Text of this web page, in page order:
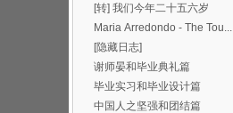
[转] 我们今年二十五六岁
Maria Arredondo - The Tou...
[隐藏日志]
谢师晏和毕业典礼篇
毕业实习和毕业设计篇
中国人之坚强和团结篇